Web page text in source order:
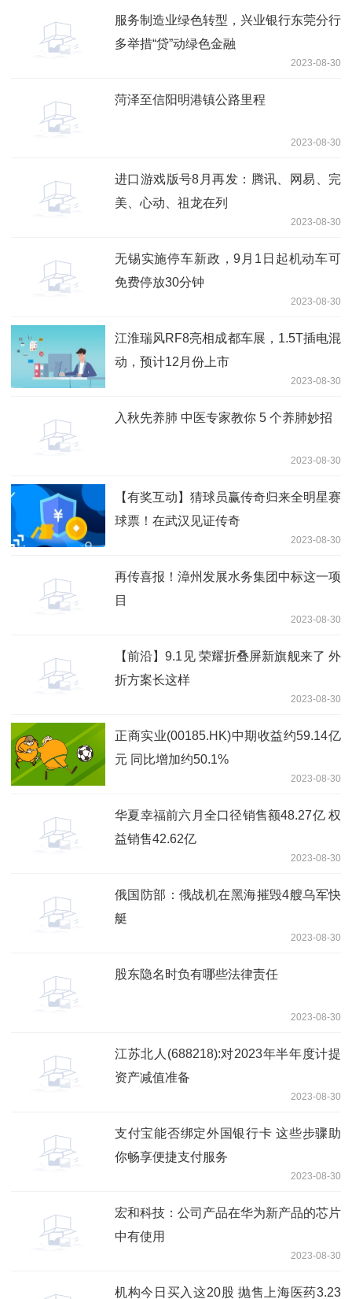
服务制造业绿色转型，兴业银行东莞分行
多举措“贷”动绿色金融
2023-08-30
菏泽至信阳明港镇公路里程
2023-08-30
进口游戏版号8月再发：腾讯、网易、完
美、心动、祖龙在列
2023-08-30
无锡实施停车新政，9月1日起机动车可
免费停放30分钟
2023-08-30
江淮瑞风RF8亮相成都车展，1.5T插电混
动，预计12月份上市
2023-08-30
入秋先养肺 中医专家教你 5 个养肺妙招
2023-08-30
【有奖互动】猜球员赢传奇归来全明星赛
球票！在武汉见证传奇
2023-08-30
再传喜报！漳州发展水务集团中标这一项
目
2023-08-30
【前沿】9.1见 荣耀折叠屏新旗舰来了 外
折方案长这样
2023-08-30
正商实业(00185.HK)中期收益约59.14亿
元 同比增加约50.1%
2023-08-30
华夏幸福前六月全口径销售额48.27亿 权
益销售42.62亿
2023-08-30
俄国防部：俄战机在黑海摧毁4艘乌军快
艇
2023-08-30
股东隐名时负有哪些法律责任
2023-08-30
江苏北人(688218):对2023年半年度计提
资产减值准备
2023-08-30
支付宝能否绑定外国银行卡 这些步骤助
你畅享便捷支付服务
2023-08-30
宏和科技：公司产品在华为新产品的芯片
中有使用
2023-08-30
机构今日买入这20股 抛售上海医药3.23